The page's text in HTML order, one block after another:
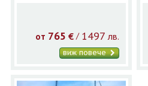
от 765 €/ 1497 лв.
виж повече